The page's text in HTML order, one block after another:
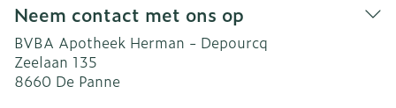
Neem contact met ons op
BVBA Apotheek Herman - Depourcq
Zeelaan 135
8660 De Panne